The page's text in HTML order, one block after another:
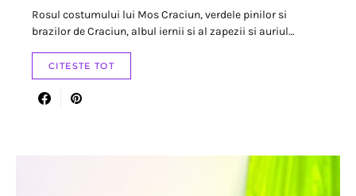
Rosul costumului lui Mos Craciun, verdele pinilor si
brazilor de Craciun, albul iernii si al zapezii si auriul…
CITESTE TOT